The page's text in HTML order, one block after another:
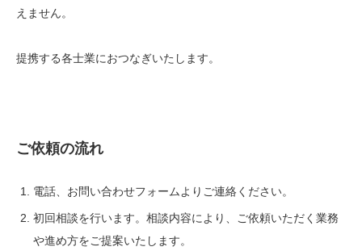
えません。
提携する各士業におつなぎいたします。
ご依頼の流れ
電話、お問い合わせフォームよりご連絡ください。
初回相談を行います。相談内容により、ご依頼いただく業務
や進め方をご提案いたします。